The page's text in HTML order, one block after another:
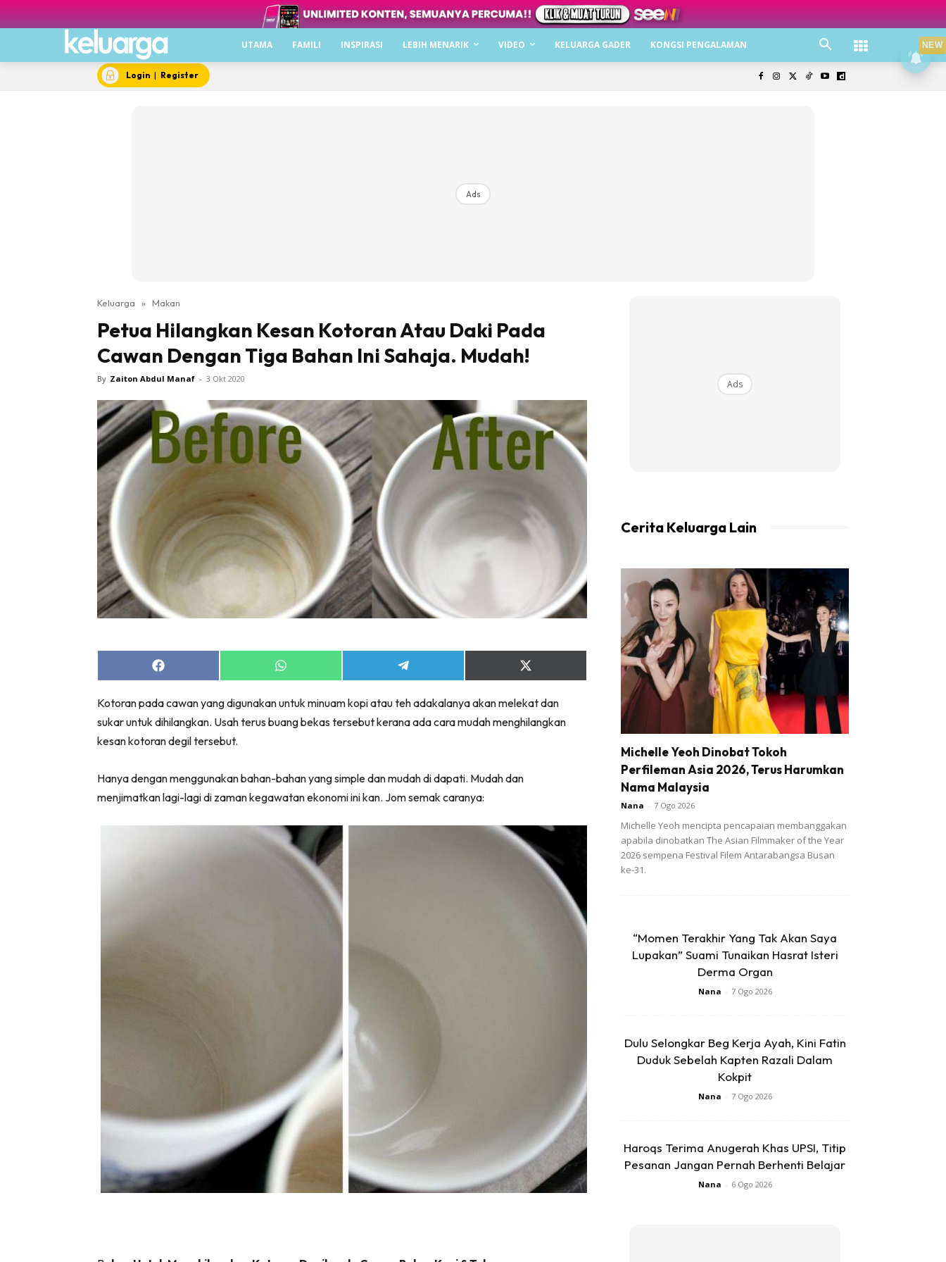
UTAMA FAMILI INSPIRASI LEBIH MENARIK VIDEO KELUARGA GADER KONGSI PENGALAMAN
Login | Register
Ads
Keluarga » Makan
Petua Hilangkan Kesan Kotoran Atau Daki Pada
Cawan Dengan Tiga Bahan Ini Sahaja. Mudah!
By Zaiton Abdul Manaf - 3 Okt 2020
Share
on
Share
on
Share
on
Share
on
(Twitter)
Kotoran pada cawan yang digunakan untuk minuam kopi atau teh adakalanya akan melekat dan
sukar untuk dihilangkan. Usah terus buang bekas tersebut kerana ada cara mudah menghilangkan
kesan kotoran degil tersebut.
Hanya dengan menggunakan bahan-bahan yang simple dan mudah di dapati. Mudah dan
menjimatkan lagi-lagi di zaman kegawatan ekonomi ini kan. Jom semak caranya:
Ads
Cerita Keluarga Lain
Michelle Yeoh Dinobat Tokoh
Perfileman Asia 2026, Terus Harumkan
Nama Malaysia
Nana - 7 Ogo 2026
Michelle Yeoh mencipta pencapaian membanggakan
apabila dinobatkan The Asian Filmmaker of the Year
2026 sempena Festival Filem Antarabangsa Busan
ke-31.
“Momen Terakhir Yang Tak Akan Saya
Lupakan” Suami Tunaikan Hasrat Isteri
Derma Organ
Nana - 7 Ogo 2026
Dulu Selongkar Beg Kerja Ayah, Kini Fatin
Duduk Sebelah Kapten Razali Dalam
Kokpit
Nana - 7 Ogo 2026
Haroqs Terima Anugerah Khas UPSI, Titip
Pesanan Jangan Pernah Berhenti Belajar
Nana - 6 Ogo 2026
NEW